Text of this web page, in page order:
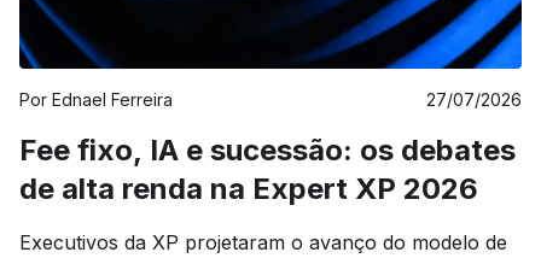
Por Ednael Ferreira 27/07/2026
Fee fixo, IA e sucessão: os debates
de alta renda na Expert XP 2026
Executivos da XP projetaram o avanço do modelo de